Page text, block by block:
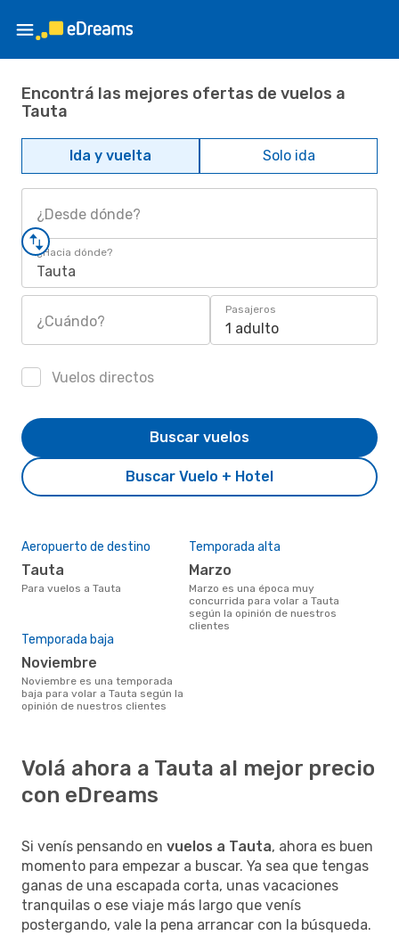
Encontrá las mejores ofertas de vuelos a
Tauta
Ida y vuelta Solo ida
¿Desde dónde?
¿Hacia dónde?
Tauta
¿Cuándo?
Pasajeros
1 adulto
Vuelos directos
Buscar Vuelo + Hotel
Buscar vuelos
Aeropuerto de destino
Tauta
Para vuelos a Tauta
Temporada alta
marzo
marzo es una época muy
concurrida para volar a Tauta
según la opinión de nuestros
clientes
Temporada baja
noviembre
noviembre es una temporada
baja para volar a Tauta según la
opinión de nuestros clientes
Volá ahora a Tauta al mejor precio
con eDreams
Si venís pensando en vuelos a Tauta, ahora es buen
momento para empezar a buscar. Ya sea que tengas
ganas de una escapada corta, unas vacaciones
tranquilas o ese viaje más largo que venís
postergando, vale la pena arrancar con la búsqueda.